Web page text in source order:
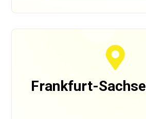

Frankfurt-